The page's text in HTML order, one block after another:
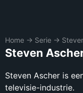
Home → Serie →
Steven
Steven Ascher is
televisie-industrie.